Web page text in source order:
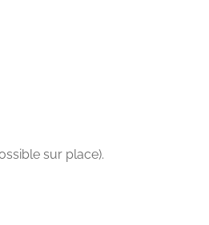
sur place).